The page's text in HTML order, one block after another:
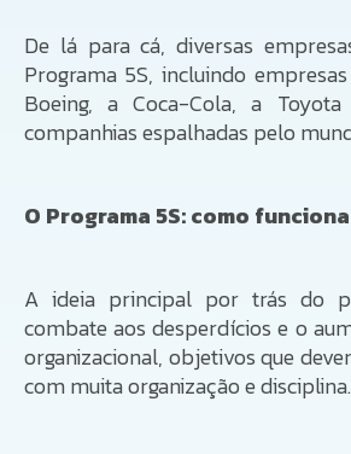
De lá para cá, diversas
Programa 5S, incluindo
Boeing, a Coca-Cola, a
companhias espalhadas pelo
O Programa 5S: como
A ideia principal por trás do
combate aos desperdícios e o
organizacional, objetivos que
com muita organização e disciplina.